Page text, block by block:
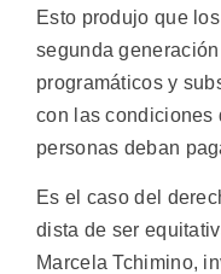
Esto produjo que
segunda
programáticos y
con las condiciones
personas deban
Es el caso del
dista de ser
Marcela Tchimino,